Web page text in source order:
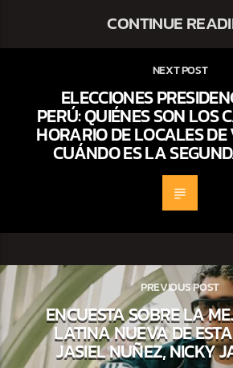
CONTINUE
NEXT POST
ELECCIONES
PERÚ: QUIÉNES SON LOS
HORARIO DE LOCALES
CUÁNDO ES LA
PREVIOUS POST
ENCUESTA SOBRE LA
LATINA NUEVA DE
JASIEL NUÑEZ, NICKY